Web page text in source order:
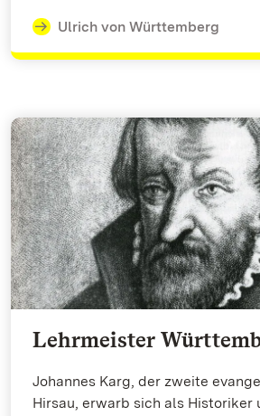
Ulrich von Württemberg
Lehrmeister
Johannes Karg, der zweite
Hirsau, erwarb sich als Historiker